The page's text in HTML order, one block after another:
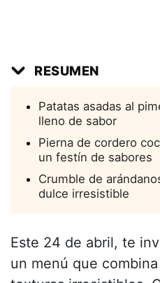
RESUMEN
Patatas asadas al
lleno de sabor
Pierna de cordero
un festín de sabores
Crumble de
dulce irresistible
Este 24 de abril, te
un menú que